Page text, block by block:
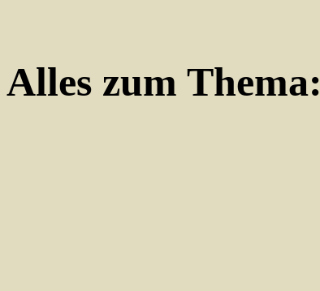
Alles zum Thema: